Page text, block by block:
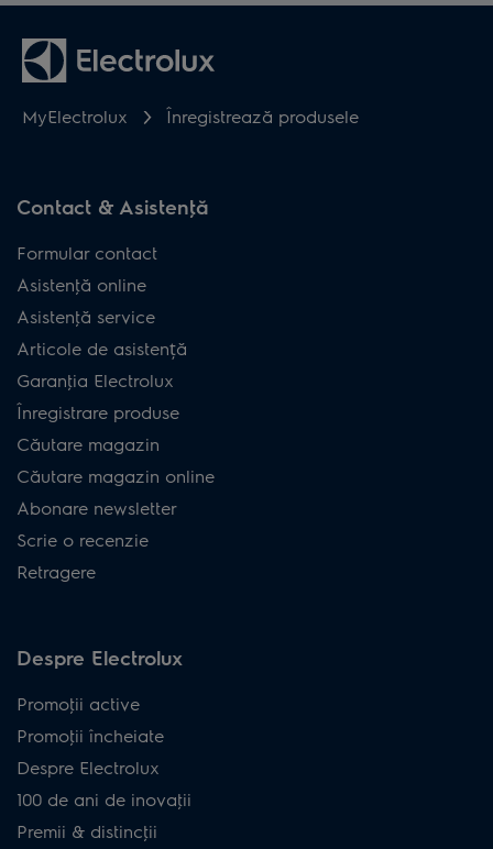
MyElectrolux Înregistrează produsele
Contact & Asistenţă
Formular contact
Asistenţă online
Asistenţă service
Articole de asistență
Garanţia Electrolux
Înregistrare produse
Căutare magazin
Căutare magazin online
Abonare newsletter
Scrie o recenzie
Retragere
Despre Electrolux
Promoţii active
Promoţii încheiate
Despre Electrolux
100 de ani de inovaţii
Premii & distincţii